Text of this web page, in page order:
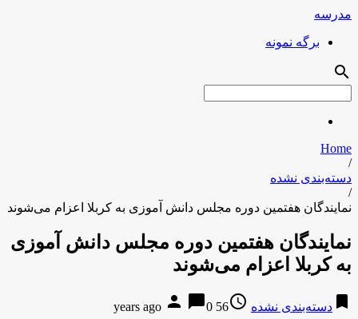
مدرسه
برگه نمونه
search
Home
/
دسته‌بندی نشده
/
نمایندگان هفتمین دوره مجلس دانش آموزی به کربلا اعزام می‌شوند
نمایندگان هفتمین دوره مجلس دانش آموزی
به کربلا اعزام می‌شوند
bookmark دسته‌بندی نشده access_time
56 years ago
person chat_bubble0